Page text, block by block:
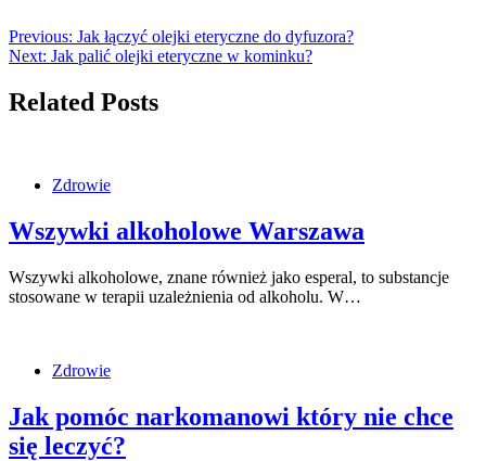
Previous: Jak łączyć olejki eteryczne do dyfuzora?
Next: Jak palić olejki eteryczne w kominku?
Related Posts
Zdrowie
Wszywki alkoholowe Warszawa
Wszywki alkoholowe, znane również jako esperal, to substancje
stosowane w terapii uzależnienia od alkoholu. W…
Zdrowie
Jak pomóc narkomanowi który nie chce
się leczyć?